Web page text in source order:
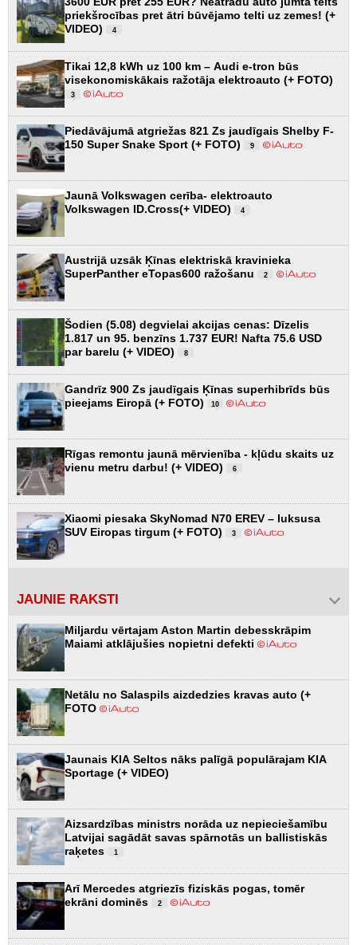
priekšrocības pret ātri būvējamo telti uz zemes! (+
VIDEO)
4
Tikai 12,8 kWh uz 100 km – Audi e-tron būs
visekonomiskākais ražotāja elektroauto (+ FOTO)
3
Piedāvājumā atgriežas 821 Zs jaudīgais Shelby F-
150 Super Snake Sport (+ FOTO)
9
Jaunā Volkswagen cerība- elektroauto
Volkswagen ID.Cross(+ VIDEO)
4
Austrijā uzsāk Ķīnas elektriskā kravinieka
SuperPanther eTopas600 ražošanu
2
Šodien (5.08) degvielai akcijas cenas: Dīzelis
1.817 un 95. benzīns 1.737 EUR! Nafta 75.6 USD
par barelu (+ VIDEO)
8
Gandrīz 900 Zs jaudīgais Ķīnas superhibrīds būs
pieejams Eiropā (+ FOTO)
10
Rīgas remontu jaunā mērvienība - kļūdu skaits uz
vienu metru darbu! (+ VIDEO)
6
Xiaomi piesaka SkyNomad N70 EREV – luksusa
SUV Eiropas tirgum (+ FOTO)
3
JAUNIE RAKSTI
Miljardu vērtajam Aston Martin debesskrāpim
Maiami atklājušies nopietni defekti
Netālu no Salaspils aizdedzies kravas auto (+
FOTO
Jaunais KIA Seltos nāks palīgā populārajam KIA
Sportage (+ VIDEO)
Aizsardzības ministrs norāda uz nepieciešamību
Latvijai sagādāt savas spārnotās un ballistiskās
raķetes
1
Arī Mercedes atgriezīs fiziskās pogas, tomēr
ekrāni dominēs
2